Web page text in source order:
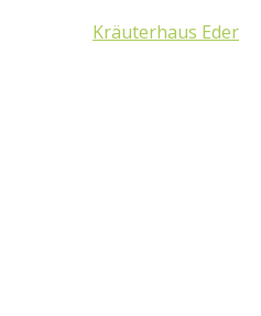
Kräuterhaus Eder